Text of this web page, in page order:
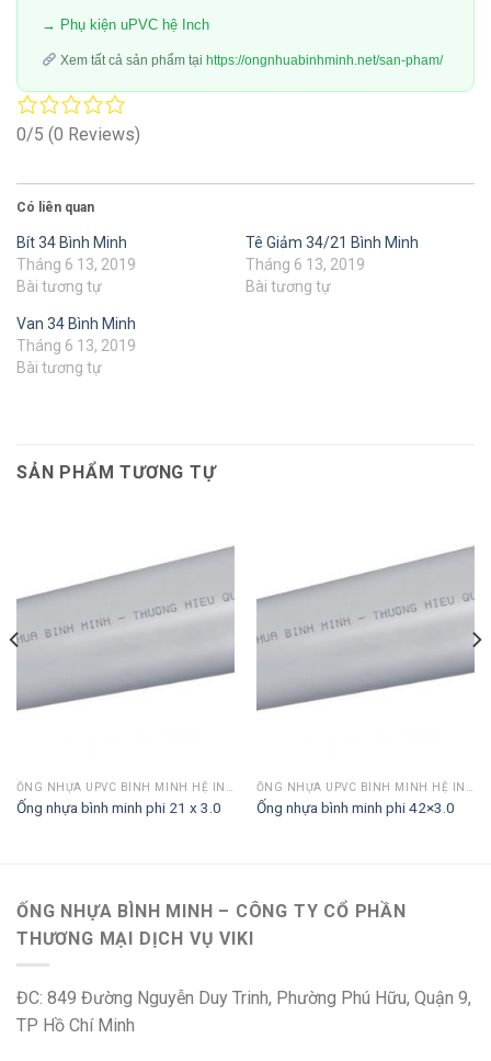
→ Phụ kiện uPVC hệ Inch
Xem tất cả sản phẩm tại https://ongnhuabinhminh.net/san-pham/
0/5 (0 Reviews)
Có liên quan
Bít 34 Bình Minh
Tháng 6 13, 2019
Bài tương tự
Tê Giảm 34/21 Bình Minh
Tháng 6 13, 2019
Bài tương tự
Van 34 Bình Minh
Tháng 6 13, 2019
Bài tương tự
SẢN PHẨM TƯƠNG TỰ
ỐNG NHỰA UPVC BÌNH MINH HỆ INCH
Ống nhựa bình minh phi 21 x 3.0
ỐNG NHỰA UPVC BÌNH MINH HỆ INCH
Ống nhựa bình minh phi 42×3.0
ỐNG NHỰA BÌNH MINH – CÔNG TY CỔ PHẦN
THƯƠNG MẠI DỊCH VỤ VIKI
ĐC: 849 Đường Nguyễn Duy Trinh, Phường Phú Hữu, Quận 9,
TP Hồ Chí Minh